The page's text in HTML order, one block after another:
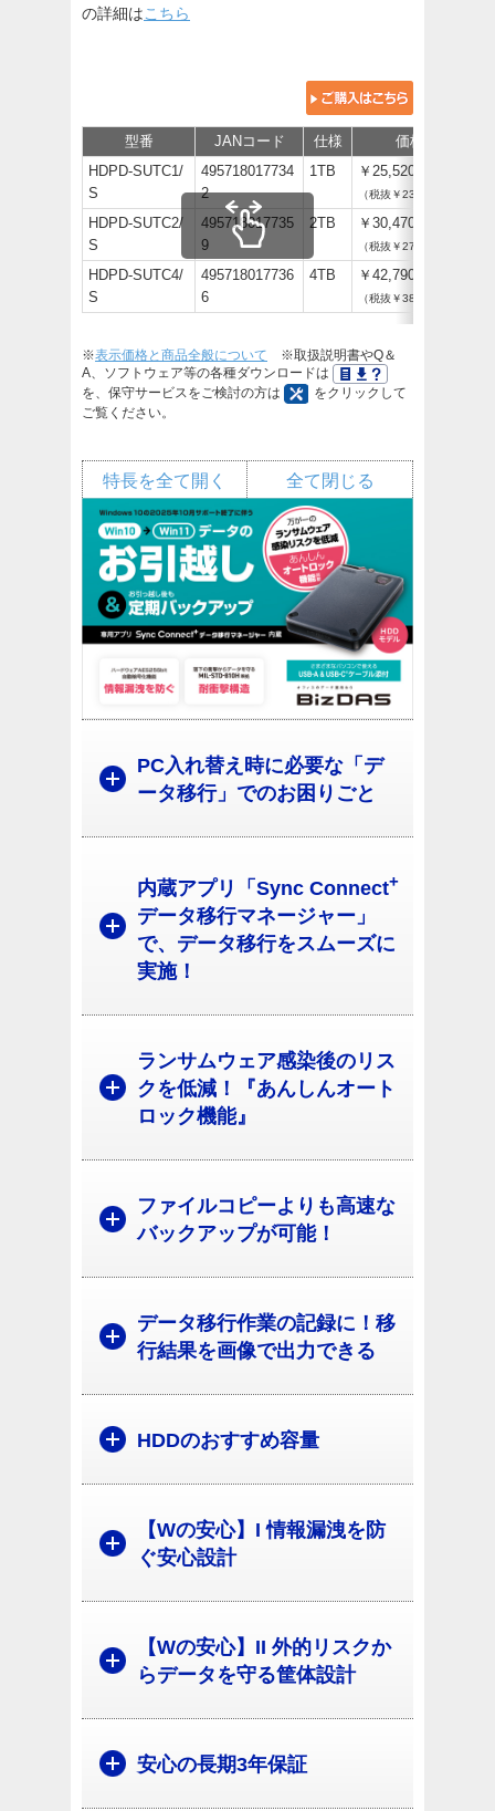
の詳細はこちら
型番 JANコード 仕様 価格
HDPD-SUTC1/
S
495718017734
2
1TB ￥25,520
（税抜￥23,200）
HDPD-SUTC2/
S
495718017735
9
2TB ￥30,470
（税抜￥27,700）
HDPD-SUTC4/
S
495718017736
6
4TB ￥42,790
（税抜￥38,900）
※表示価格と商品全般について ※取扱説明書やQ＆
A、ソフトウェア等の各種ダウンロードは
を、保守サービスをご検討の方は
をクリックして
ご覧ください。
全て閉じる
特長を全て開く
PC入れ替え時に必要な「デ
ータ移行」でのお困りごと
内蔵アプリ「Sync Connect+
データ移行マネージャー」
で、データ移行をスムーズに
実施！
ランサムウェア感染後のリス
クを低減！『あんしんオート
ロック機能』
ファイルコピーよりも高速な
バックアップが可能！
データ移行作業の記録に！移
行結果を画像で出力できる
HDDのおすすめ容量
【Wの安心】I 情報漏洩を防
ぐ安心設計
【Wの安心】II 外的リスクか
らデータを守る筐体設計
安心の長期3年保証